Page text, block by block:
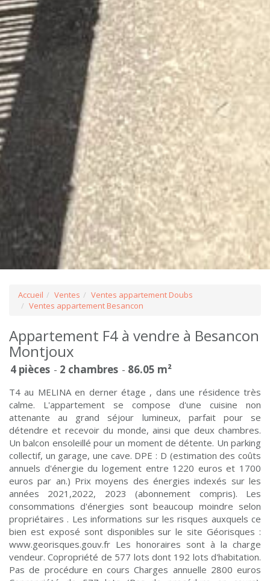
Accueil Ventes
Ventes appartement Doubs
Ventes appartement Besancon
Appartement F4 à vendre à Besancon
Montjoux
4 pièces 2 chambres 86.05 m²
T4 au MELINA en derner étage , dans une résidence très
calme. L'appartement se compose d'une cuisine non
attenante au grand séjour lumineux, parfait pour se
détendre et recevoir du monde, ainsi que deux chambres.
Un balcon ensoleillé pour un moment de détente. Un parking
collectif, un garage, une cave. DPE : D (estimation des coûts
annuels d'énergie du logement entre 1220 euros et 1700
euros par an.) Prix moyens des énergies indexés sur les
années 2021,2022, 2023 (abonnement compris). Les
consommations d'énergies sont beaucoup moindre selon
propriétaires . Les informations sur les risques auxquels ce
bien est exposé sont disponibles sur le site Géorisques :
www.georisques.gouv.fr Les honoraires sont à la charge
vendeur. Copropriété de 577 lots dont 192 lots d'habitation.
Pas de procédure en cours Charges annuelle 2800 euros